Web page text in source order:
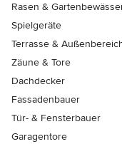
Rasen &
Spielgeräte
Terrasse &
Zäune & Tore
Dachdecker
Fassadenbauer
Tür- & Fensterbauer
Garagentore